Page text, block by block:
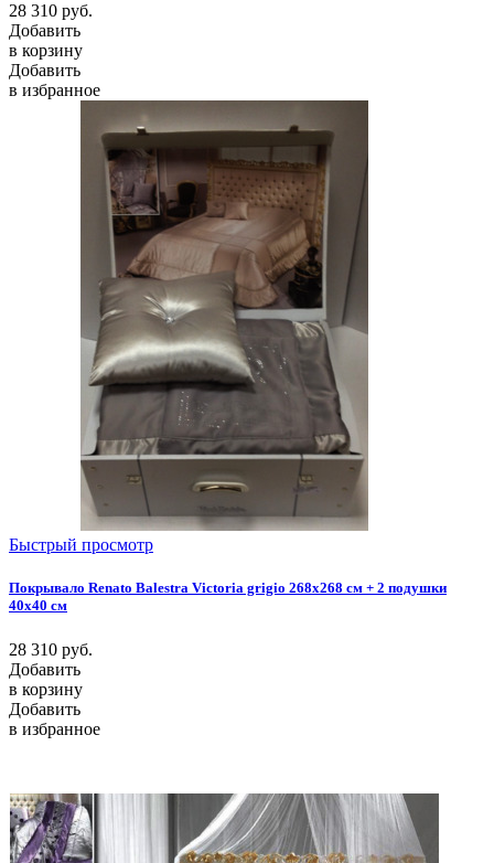
28 310 руб.
Добавить
в корзину
Добавить
в избранное
Быстрый просмотр
Покрывало Renato Balestra Victoria grigio 268x268 см + 2 подушки
40х40 см
28 310 руб.
Добавить
в корзину
Добавить
в избранное